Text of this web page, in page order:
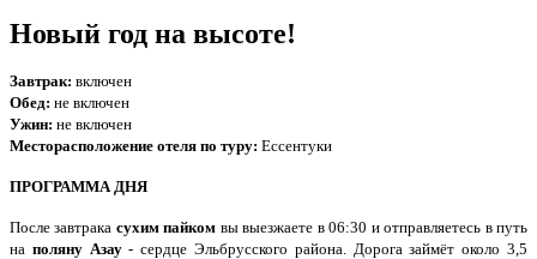
Новый год на высоте!
Завтрак: включен
Обед: не включен
Ужин: не включен
Месторасположение отеля по туру: Ессентуки
ПРОГРАММА ДНЯ
После завтрака сухим пайком вы выезжаете в 06:30 и отправляетесь в путь
на поляну Азау- сердце Эльбрусского района. Дорога займёт около 3,5